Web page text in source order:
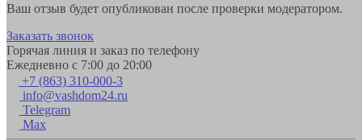
Ваш отзыв будет опубликован после проверки модератором.
Заказать звонок
Горячая линия и заказ по телефону
Ежедневно с 7:00 до 20:00
+7 (863) 310-000-3
info@vashdom24.ru
Telegram
Max